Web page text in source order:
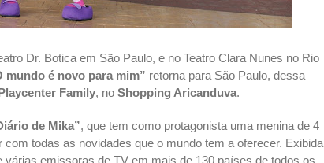
Dr. Botica em São Paulo, e no Teatro Clara Nunes no Rio
mundo é novo para mim” retorna para São Paulo, dessa
Family, no Shopping Aricanduva.
de Mika”, que tem como protagonista uma menina de 4
todas as novidades que o mundo tem a oferecer. Exibida
emissoras de TV em mais de 130 países de todos os